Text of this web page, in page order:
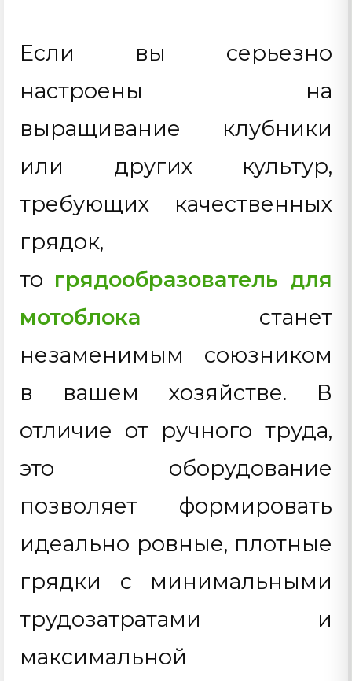
Если вы серьезно
настроены на
выращивание клубники
или других культур,
требующих качественных
грядок,
то грядообразователь для
мотоблока станет
незаменимым союзником
в вашем хозяйстве. В
отличие от ручного труда,
это оборудование
позволяет формировать
идеально ровные, плотные
грядки с минимальными
трудозатратами и
максимальной